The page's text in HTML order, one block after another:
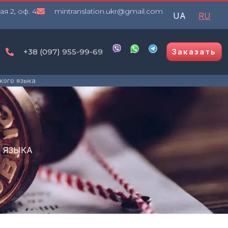
2, оф. 4 mintranslation.ukr@gmail.com UA RU
+38 (097) 955-99-69 Заказать
языка
ЯЗЫКА